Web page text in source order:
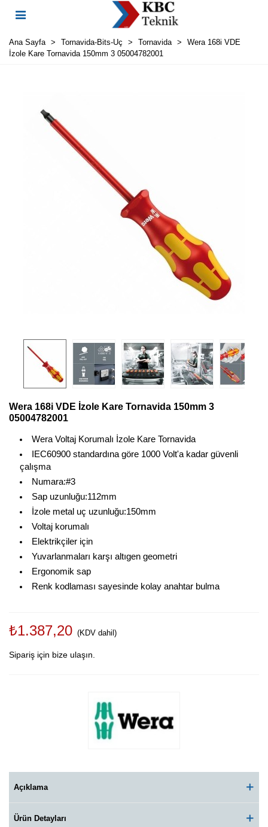
Ana Sayfa > Tornavida-Bits-Uç > Tornavida >
Wera 168i VDE
İzole Kare Tornavida 150mm 3 05004782001
Wera 168i VDE İzole Kare Tornavida 150mm 3
05004782001
Wera Voltaj Korumalı İzole Kare Tornavida
IEC60900 standardına göre 1000 Volt'a kadar güvenli
çalışma
Numara:#3
Sap uzunluğu:112mm
İzole metal uç uzunluğu:150mm
Voltaj korumalı
Elektrikçiler için
Yuvarlanmaları karşı altıgen geometri
Ergonomik sap
Renk kodlaması sayesinde kolay anahtar bulma
₺1.387,20 (KDV dahil)
Sipariş için bize ulaşın.
Açıklama
Ürün Detayları